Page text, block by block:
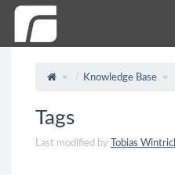
Knowledge Base
Tags
Last modified by Tobias